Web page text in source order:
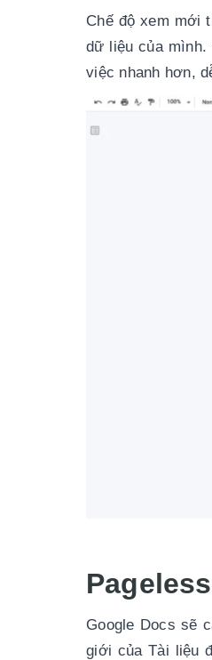
Chế độ xem mới
dữ liệu của mình.
việc nhanh hơn,
Google Docs sẽ
giới của Tài liệu